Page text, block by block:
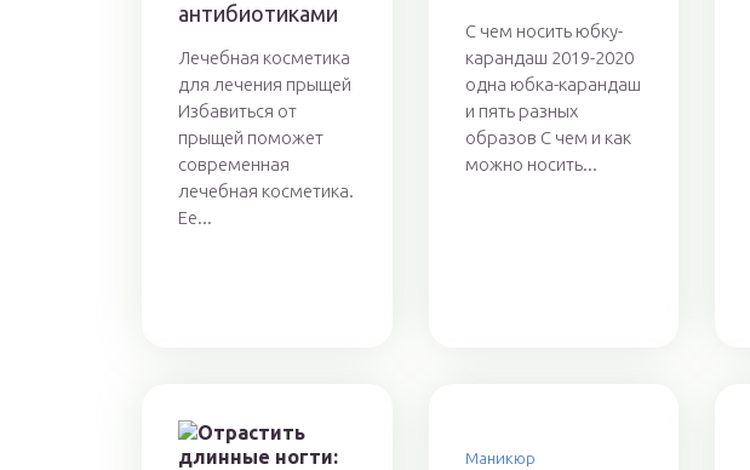
антибиотиками
Лечебная косметика
для лечения прыщей
Избавиться от
прыщей поможет
современная
лечебная косметика.
Ее...
С чем носить юбку-
карандаш 2019-2020
одна юбка-карандаш
и пять разных
образов С чем и как
можно носить...
Маникюр